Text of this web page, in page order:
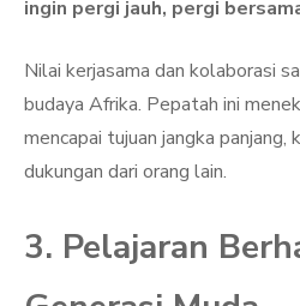
ingin pergi jauh, pergi
Nilai kerjasama dan kolaborasi
budaya Afrika. Pepatah ini
mencapai tujuan jangka panjang,
dukungan dari orang lain.
3. Pelajaran